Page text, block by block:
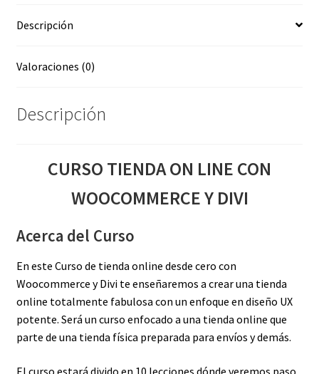
cantidad
Descripción
Valoraciones (0)
Descripción
CURSO TIENDA ON LINE CON
WOOCOMMERCE Y DIVI
Acerca del Curso
En este Curso de tienda online desde cero con
Woocommerce y Divi te enseñaremos a crear una tienda
online totalmente fabulosa con un enfoque en diseño UX
potente. Será un curso enfocado a una tienda online que
parte de una tienda física preparada para envíos y demás.
El curso estará divido en 10 lecciones dónde veremos paso